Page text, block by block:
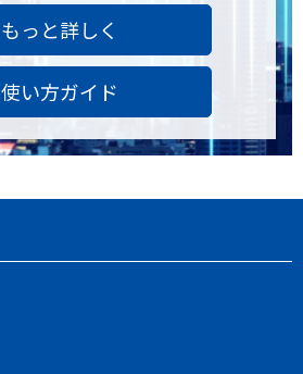
もっと詳しく
使い方ガイド